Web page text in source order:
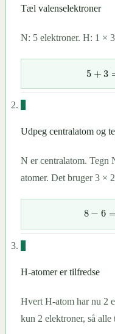
Tæl valenselektroner
N: 5 elektroner. H: 1 ×
2
Udpeg centralatom og
N er centralatom. Tegn
atomer. Det bruger 3 ×
8−6=
3
H-atomer er tilfredse
Hvert H-atom har nu 2
kun 2 elektroner, så